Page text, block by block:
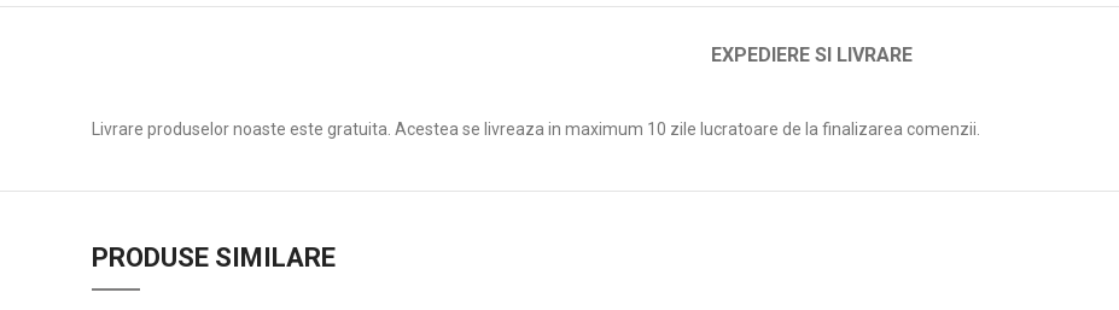
EXPEDIERE SI LIVRARE
Livrare produselor noaste este gratuita. Acestea se livreaza in maximum 10 zile lucratoare de la finalizarea comenzii.
PRODUSE SIMILARE